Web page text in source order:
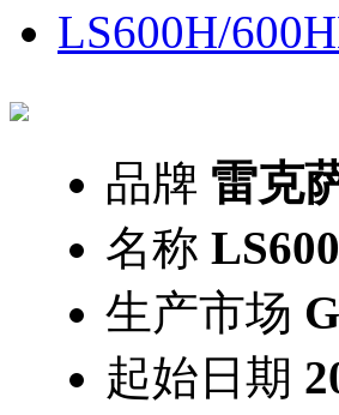
LS600H/
品牌 雷克
名称
生产市场
起始日期